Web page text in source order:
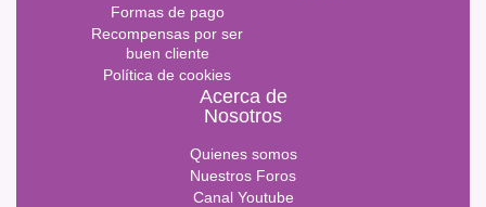
Formas de pago
Recompensas por ser
buen cliente
Política de cookies
Acerca de
Nosotros
Quienes somos
Nuestros Foros
Canal Youtube